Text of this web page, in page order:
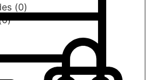
(0)
0)